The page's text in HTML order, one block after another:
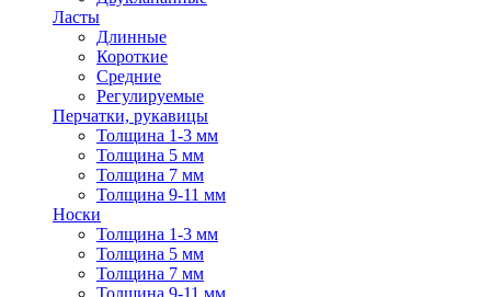
Ласты
Длинные
Короткие
Средние
Регулируемые
Перчатки, рукавицы
Толщина 1-3 мм
Толщина 5 мм
Толщина 7 мм
Толщина 9-11 мм
Носки
Толщина 1-3 мм
Толщина 5 мм
Толщина 7 мм
Толщина 9-11 мм